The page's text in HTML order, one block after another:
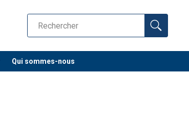
Qui sommes-nous